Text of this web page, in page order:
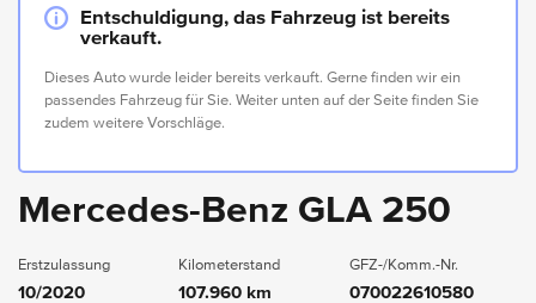
Entschuldigung, das Fahrzeug ist bereits
verkauft.
Dieses Auto wurde leider bereits verkauft. Gerne finden wir ein
passendes Fahrzeug für Sie. Weiter unten auf der Seite finden Sie
zudem weitere Vorschläge.
Mercedes-Benz GLA 250
Erstzulassung
10/2020
Kilometerstand
107.960 km
GFZ-/Komm.-Nr.
070022610580